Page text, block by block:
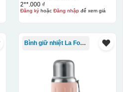
2**.000 ₫
Đăng kýhoặc Đăng nhậpđể xem giá
Bình giữ nhiệt La Fonte